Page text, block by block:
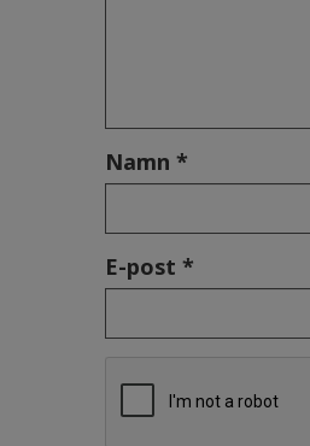
Namn *
E-post *